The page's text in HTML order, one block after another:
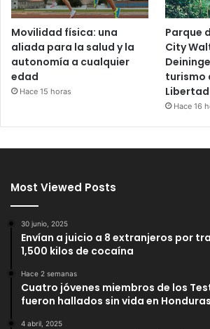
Movilidad física: una
aliada para la salud y la
autonomía a cualquier
edad
Hace 15 horas
Parque
City
turismo
Libertad
Hace 16
Most Viewed Posts
30 junio, 2025
Envían a juicio a 8 extranjeros por
1,500 kilos de cocaína
Hace 2 semanas
Cuatro jóvenes miembros de los
fueron hallados sin vida en Honduras
4 abril, 2025